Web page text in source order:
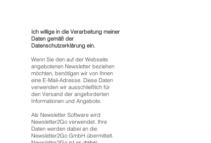
Ich willige in die Verarbeitung meiner
Daten gemäß der
Datenschutzerklärung ein.
Wenn Sie den auf der Webseite
angebotenen Newsletter beziehen
möchten, benötigen wir von Ihnen
eine E-Mail-Adresse. Diese Daten
verwenden wir ausschließlich für
den Versand der angeforderten
Informationen und Angebote.
Als Newsletter Software wird
Newsletter2Go verwendet. Ihre
Daten werden dabei an die
Newsletter2Go GmbH übermittelt.